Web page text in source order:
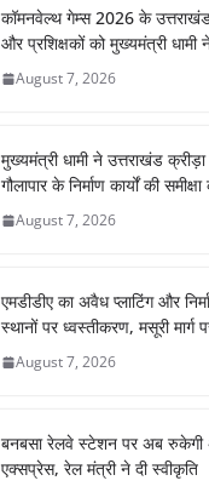
कॉमनवेल्थ गेम्स 2026 के
और प्रशिक्षकों को मुख्यमंत्री धामी
August 7, 2026
मुख्यमंत्री धामी ने उत्तराखंड क्रीड़ा
गौलापार के निर्माण कार्यों की समीक्षा
August 7, 2026
एमडीडीए का अवैध प्लाटिंग और
स्थानों पर ध्वस्तीकरण, मसूरी मार्ग
August 7, 2026
बनबसा रेलवे स्टेशन पर अब
एक्सप्रेस, रेल मंत्री ने दी स्वीकृति